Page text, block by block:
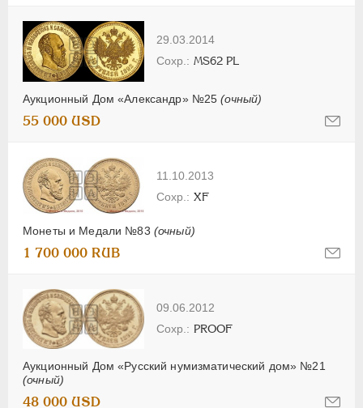
29.03.2014
Аукционный Дом «Александр» №25(очный)
MS62 PL
55 000 USD
11.10.2013
Монеты и Медали №83 (очный)
XF
1 700 000 RUB
09.06.2012
Аукционный Дом «Русский нумизматический дом» №21
(очный)
PROOF
48 000 USD